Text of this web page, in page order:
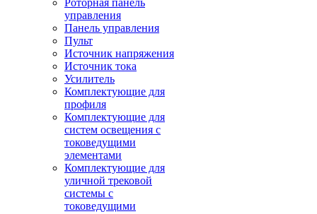
Роторная панель
управления
Панель управления
Пульт
Источник напряжения
Источник тока
Усилитель
Комплектующие для
профиля
Комплектующие для
систем освещения с
токоведущими
элементами
Комплектующие для
уличной трековой
системы с
токоведущими